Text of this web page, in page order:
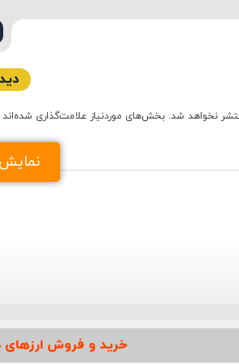
نخواهد شد. بخش‌های موردنیاز علامت‌گذاری شده‌اند
خرید و فروش ارزهای